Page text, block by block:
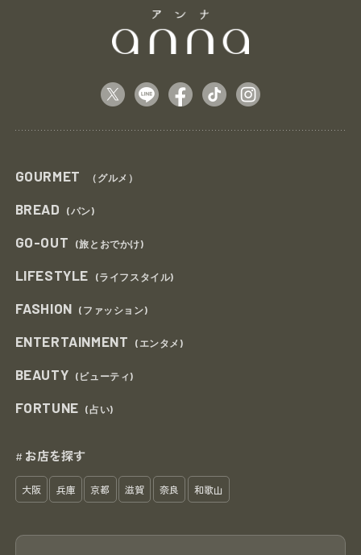
GOURMET （グルメ）
BREAD (パン)
GO-OUT (旅とおでかけ)
LIFESTYLE (ライフスタイル)
FASHION (ファッション)
ENTERTAINMENT (エンタメ)
BEAUTY (ビューティ)
FORTUNE (占い)
# お店を探す
大阪 兵庫 京都 滋賀 奈良 和歌山